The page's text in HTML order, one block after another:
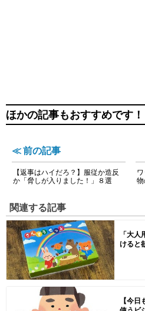
ほかの記事もおすすめです！
≪ 前の記事
【返事はハイだろ？】服従か造反
か「脅しが入りました！」８選
関連する記事
「大
けると
【今